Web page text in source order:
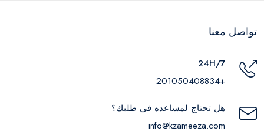
تواصل معنا
24H/7
+201050408834
هل تحتاج لمساعده في طلبك؟
info@kzameeza.com